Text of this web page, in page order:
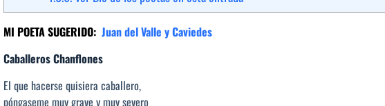
MI POETA SUGERIDO: Juan del Valle y Caviedes
Caballeros Chanflones
El que hacerse quisiera caballero,
póngaseme muy grave y muy severo